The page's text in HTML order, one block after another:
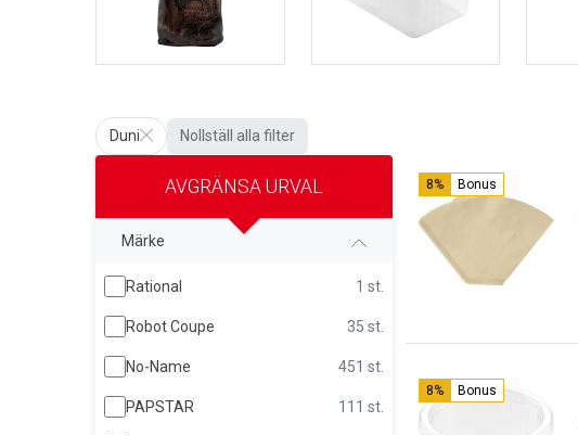
Duni Nollställ alla filter
AVGRÄNSA URVAL
Märke
Rational 1 st.
Robot Coupe 35 st.
No-Name 451 st.
PAPSTAR 111 st.
8% Bonus
8% Bonus